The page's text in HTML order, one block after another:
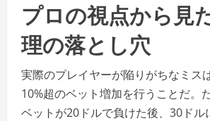
プロの視点から見
理の落とし穴
実際のプレイヤーが陥りがちなミス
10%超のベット増加を行うことだ。
ベットが20ドルで負けた後、30ドル